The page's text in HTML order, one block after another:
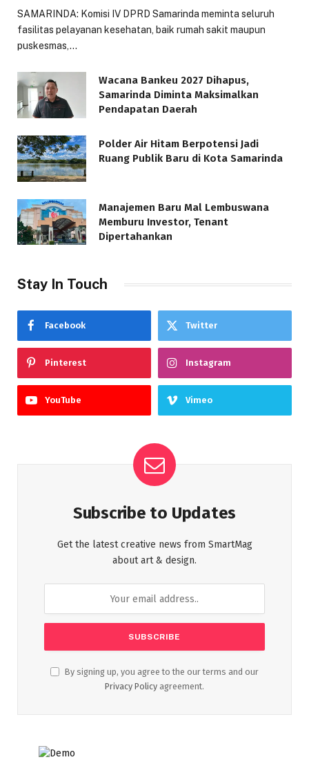
SAMARINDA: Komisi IV DPRD Samarinda meminta seluruh
fasilitas pelayanan kesehatan, baik rumah sakit maupun
puskesmas,…
Wacana Bankeu 2027 Dihapus,
Samarinda Diminta Maksimalkan
Pendapatan Daerah
Polder Air Hitam Berpotensi Jadi
Ruang Publik Baru di Kota Samarinda
Manajemen Baru Mal Lembuswana
Memburu Investor, Tenant
Dipertahankan
Stay In Touch
Facebook Twitter
Pinterest Instagram
YouTube Vimeo
Subscribe to Updates
Get the latest creative news from SmartMag
about art & design.
By signing up, you agree to the our terms and our
Privacy Policy agreement.